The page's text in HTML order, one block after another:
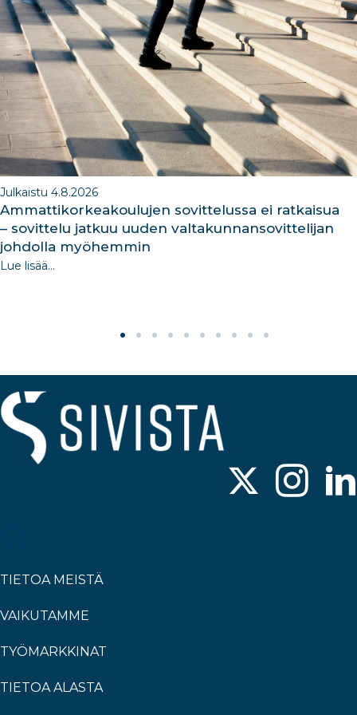
o
o
k
n
mn
Julkaistu 4.8.2026
Ammattikorkeakoulujen sovittelussa ei ratkaisua
– sovittelu jatkuu uuden valtakunnansovittelijan
johdolla myöhemmin
Lue lisää...
TIETOA MEISTÄ
VAIKUTAMME
TYÖMARKKINAT
TIETOA ALASTA